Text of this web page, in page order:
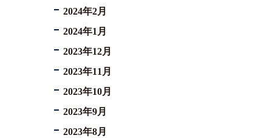
2024年2月
2024年1月
2023年12月
2023年11月
2023年10月
2023年9月
2023年8月